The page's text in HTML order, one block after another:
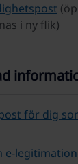
i ny flik)
för dig
e-